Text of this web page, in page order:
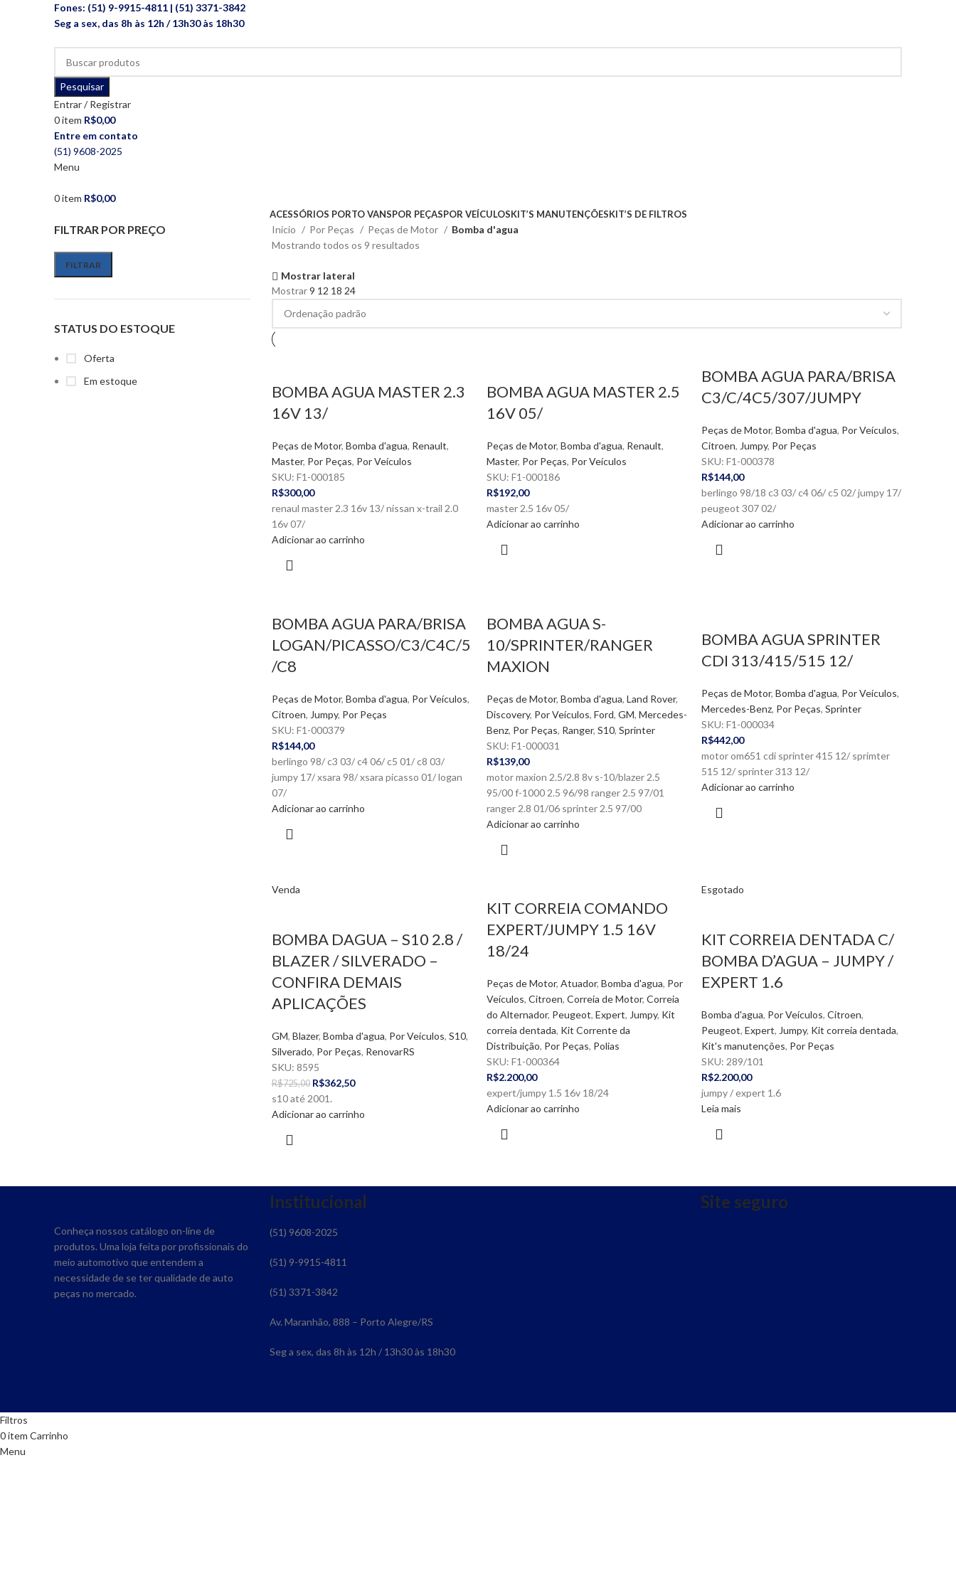
Fones: (51) 9-9915-4811 | (51) 3371-3842
Seg a sex, das 8h às 12h / 13h30 às 18h30
Pesquisar
Entrar / Registrar
0item R$0,00
Entre em contato
(51) 9608-2025
Menu
0item R$0,00
ACESSÓRIOS PORTO VANSPOR PEÇASPOR VEÍCULOSKIT’S MANUTENÇÕESKIT’S DE FILTROS
FILTRAR POR PREÇO
FILTRAR
STATUS DO ESTOQUE
Oferta
Em estoque
Início Por Peças Peças de Motor
Bomba d'agua
Mostrando todos os 9 resultados
Mostrar lateral
Mostrar9 12 18 24
BOMBA AGUA MASTER 2.3
16V 13/
Peças de Motor, Bomba d'agua, Renault,
Master, Por Peças, Por Veículos
SKU: F1-000185
R$300,00
renaul master 2.3 16v 13/ nissan x-trail 2.0
16v 07/
Adicionar ao carrinho
BOMBA AGUA MASTER 2.5
16V 05/
Peças de Motor, Bomba d'agua, Renault,
Master, Por Peças, Por Veículos
SKU: F1-000186
R$192,00
master 2.5 16v 05/
Adicionar ao carrinho
BOMBA AGUA PARA/BRISA
C3/C/4C5/307/JUMPY
Peças de Motor, Bomba d'agua, Por Veículos,
Citroen, Jumpy, Por Peças
SKU: F1-000378
R$144,00
berlingo 98/18 c3 03/ c4 06/ c5 02/ jumpy 17/
peugeot 307 02/
Adicionar ao carrinho
BOMBA AGUA PARA/BRISA
LOGAN/PICASSO/C3/C4C/5
/C8
Peças de Motor, Bomba d'agua, Por Veículos,
Citroen, Jumpy, Por Peças
SKU: F1-000379
R$144,00
berlingo 98/ c3 03/ c4 06/ c5 01/ c8 03/
jumpy 17/ xsara 98/ xsara picasso 01/ logan
07/
Adicionar ao carrinho
BOMBA AGUA S-
10/SPRINTER/RANGER
MAXION
Peças de Motor, Bomba d'agua, Land Rover,
Discovery, Por Veículos, Ford, GM, Mercedes-
Benz, Por Peças, Ranger, S10, Sprinter
SKU: F1-000031
R$139,00
motor maxion 2.5/2.8 8v s-10/blazer 2.5
95/00 f-1000 2.5 96/98 ranger 2.5 97/01
ranger 2.8 01/06 sprinter 2.5 97/00
Adicionar ao carrinho
BOMBA AGUA SPRINTER
CDI 313/415/515 12/
Peças de Motor, Bomba d'agua, Por Veículos,
Mercedes-Benz, Por Peças, Sprinter
SKU: F1-000034
R$442,00
motor om651 cdi sprinter 415 12/ sprimter
515 12/ sprinter 313 12/
Adicionar ao carrinho
Venda
BOMBA DAGUA – S10 2.8 /
BLAZER / SILVERADO –
CONFIRA DEMAIS
APLICAÇÕES
GM, Blazer, Bomba d'agua, Por Veículos, S10,
Silverado, Por Peças, RenovarRS
SKU: 8595
R$725,00 R$362,50
s10 até 2001.
Adicionar ao carrinho
KIT CORREIA COMANDO
EXPERT/JUMPY 1.5 16V
18/24
Peças de Motor, Atuador, Bomba d'agua, Por
Veículos, Citroen, Correia de Motor, Correia
do Alternador, Peugeot, Expert, Jumpy, Kit
correia dentada, Kit Corrente da
Distribuição, Por Peças, Polias
SKU: F1-000364
R$2.200,00
expert/jumpy 1.5 16v 18/24
Adicionar ao carrinho
Esgotado
KIT CORREIA DENTADA C/
BOMBA D’AGUA – JUMPY /
EXPERT 1.6
Bomba d'agua, Por Veículos, Citroen,
Peugeot, Expert, Jumpy, Kit correia dentada,
Kit's manutenções, Por Peças
SKU: 289/101
R$2.200,00
jumpy / expert 1.6
Leia mais
Conheça nossos catálogo on-line de
produtos. Uma loja feita por profissionais do
meio automotivo que entendem a
necessidade de se ter qualidade de auto
peças no mercado.
Institucional
(51) 9608-2025
(51) 9-9915-4811
(51) 3371-3842
Av. Maranhão, 888 – Porto Alegre/RS
Seg a sex, das 8h às 12h / 13h30 às 18h30
Site seguro
Filtros
0item Carrinho
Menu